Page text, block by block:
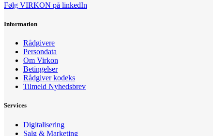
Følg VIRKON på linkedIn
Information
Rådgivere
Persondata
Om Virkon
Betingelser
Rådgiver kodeks
Tilmeld Nyhedsbrev
Services
Digitalisering
Salg & Marketing